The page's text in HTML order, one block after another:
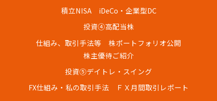
積立NISA
iDeCo・企業型DC
投資④高配当株
仕組み、取引手法等
株ポートフォリオ公開
株主優待ご紹介
投資⑤デイトレ・スイング
FX仕組み・私の取引手法
ＦＸ月間取引レポート